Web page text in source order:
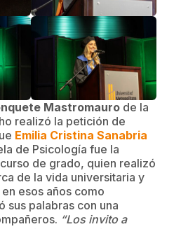
Mastromaurode la
realizó la petición de
Emilia Cristina Sanabria
de Psicología fue la
de grado, quien realizó
de la vida universitaria y
esos años como
sus palabras con una
“Los invito a